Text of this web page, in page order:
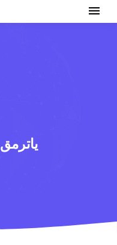
yatırmak - یاترمق